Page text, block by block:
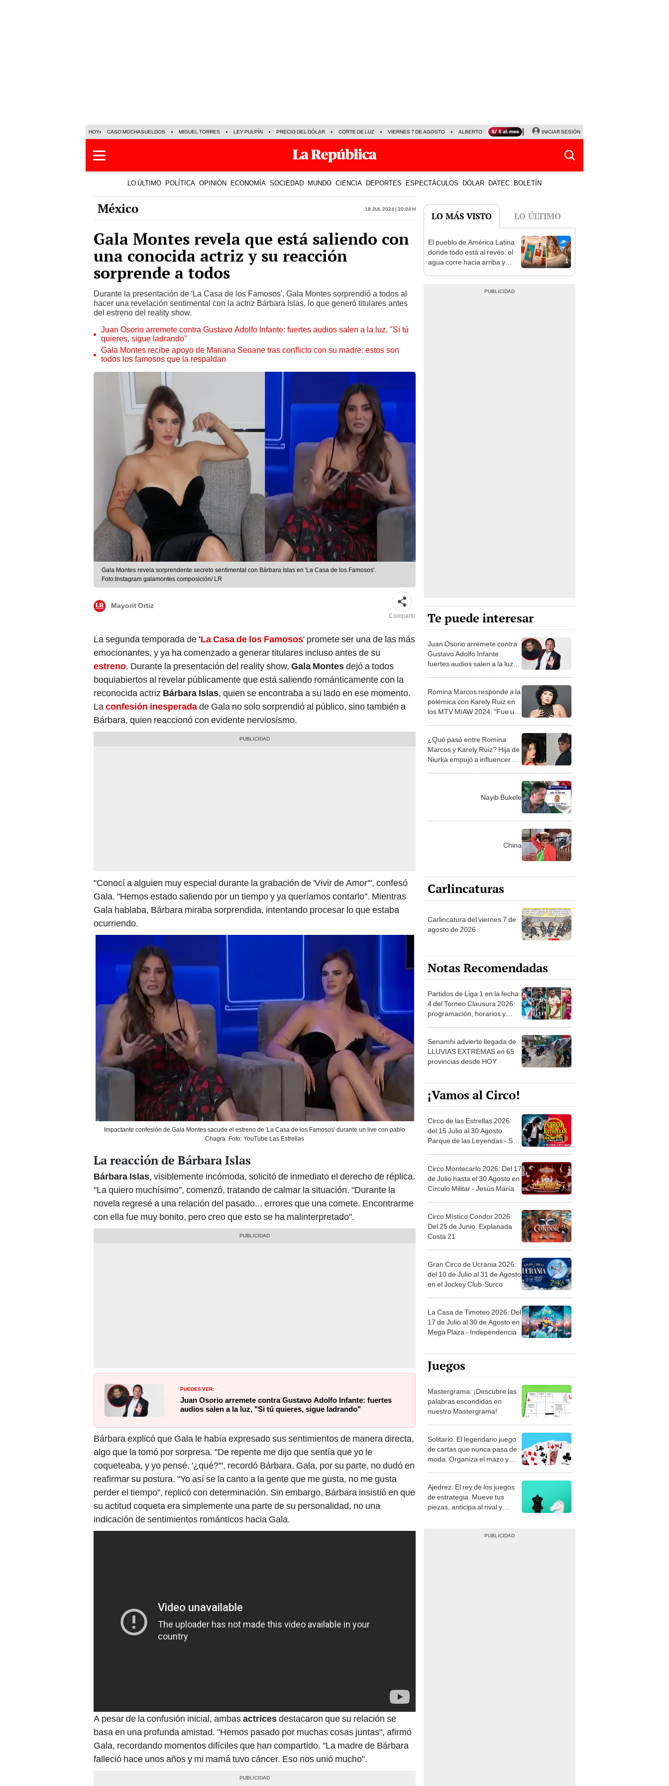
HOY CASO MOCHASUELDOS MIGUEL TORRES LEY PULPÍN PRECIO DEL DÓLAR CORTE DE LUZ VIERNES 7 DE AGOSTO ALBERTO BENAVIDES NALDY SALDAÑA
INICIAR SESIÓN
LO ÚLTIMO POLÍTICA OPINIÓN ECONOMÍA SOCIEDAD MUNDO CIENCIA DEPORTES ESPECTÁCULOS DÓLAR DATEC BOLETÍN
México 18 Jul 2024 | 20:04 h
Gala Montes revela que está saliendo con
una conocida actriz y su reacción
sorprende a todos
Durante la presentación de 'La Casa de los Famosos', Gala Montes sorprendió a todos al
hacer una revelación sentimental con la actriz Bárbara Islas, lo que generó titulares antes
del estreno del reality show.
Juan Osorio arremete contra Gustavo Adolfo Infante: fuertes audios salen a la luz, "Si tú
quieres, sigue ladrando"
Gala Montes recibe apoyo de Mariana Seoane tras conflicto con su madre: estos son
todos los famosos que la respaldan
Gala Montes revela sorprendente secreto sentimental con Bárbara Islas en 'La Casa de los Famosos'.
Foto:Instagram galamontes composición/ LR
Mayorit Ortiz
Compartir
La segunda temporada de 'La Casa de los Famosos' promete ser una de las más
emocionantes, y ya ha comenzado a generar titulares incluso antes de su
estreno. Durante la presentación del reality show, Gala Montesdejó a todos
boquiabiertos al revelar públicamente que está saliendo románticamente con la
reconocida actriz Bárbara Islas, quien se encontraba a su lado en ese momento.
Laconfesión inesperadade Gala no solo sorprendió al público, sino también a
Bárbara, quien reaccionó con evidente nerviosismo.
"Conocí a alguien muy especial durante la grabación de 'Vivir de Amor'", confesó
Gala. "Hemos estado saliendo por un tiempo y ya queríamos contarlo". Mientras
Gala hablaba, Bárbara miraba sorprendida, intentando procesar lo que estaba
ocurriendo.
Impactante confesión de Gala Montes sacude el estreno de 'La Casa de los Famosos' durante un live con pablo
Chagra. Foto: YouTube Las Estrellas
La reacción de Bárbara Islas
Bárbara Islas, visiblemente incómoda, solicitó de inmediato el derecho de réplica.
"La quiero muchísimo", comenzó, tratando de calmar la situación. "Durante la
novela regresé a una relación del pasado... errores que una comete. Encontrarme
con ella fue muy bonito, pero creo que esto se ha malinterpretado".
PUEDES VER:
Juan Osorio arremete contra Gustavo Adolfo Infante: fuertes
audios salen a la luz, "Si tú quieres, sigue ladrando"
Bárbara explicó que Gala le había expresado sus sentimientos de manera directa,
algo que la tomó por sorpresa. "De repente me dijo que sentía que yo le
coqueteaba, y yo pensé, '¿qué?'", recordó Bárbara. Gala, por su parte, no dudó en
reafirmar su postura. "Yo así se la canto a la gente que me gusta, no me gusta
perder el tiempo", replicó con determinación. Sin embargo, Bárbara insistió en que
su actitud coqueta era simplemente una parte de su personalidad, no una
indicación de sentimientos románticos hacia Gala.
A pesar de la confusión inicial, ambasactricesdestacaron que su relación se
basa en una profunda amistad. "Hemos pasado por muchas cosas juntas", afirmó
Gala, recordando momentos difíciles que han compartido. "La madre de Bárbara
falleció hace unos años y mi mamá tuvo cáncer. Eso nos unió mucho".
LO MÁS VISTO LO ÚLTIMO
1
El pueblo de América Latina
donde todo está al revés: el
agua corre hacia arriba y
Te puede interesar
Juan Osorio arremete contra
Gustavo Adolfo Infante:
fuertes audios salen a la luz,
Romina Marcos responde a la
polémica con Karely Ruiz en
los MTV MIAW 2024: "Fue un
¿Qué pasó entre Romina
Marcos y Karely Ruiz? Hija de
Niurka empujó a influencer en
Nayib Bukele
China
Carlincaturas
Carlincatura del viernes 7 de
agosto de 2026
Notas Recomendadas
Partidos de Liga 1 en la fecha
4 del Torneo Clausura 2026:
programación, horarios y
Senamhi advierte llegada de
LLUVIAS EXTREMAS en 65
provincias desde HOY
¡Vamos al Circo!
Circo de las Estrellas 2026:
del 15 Julio al 30 Agosto.
Parque de las Leyendas - San
Circo Montecarlo 2026: Del 17
de Julio hasta el 30 Agosto en
Círculo Militar - Jesús María
Circo Místico Condor 2026:
Del 25 de Junio. Explanada
Costa 21
Gran Circo de Ucrania 2026:
del 10 de Julio al 31 de Agosto
en el Jockey Club-Surco
La Casa de Timoteo 2026: Del
17 de Julio al 30 de Agosto en
Mega Plaza - Independencia
Juegos
Mastergrama: ¡Descubre las
palabras escondidas en
nuestro Mastergrama!
Solitario: El legendario juego
de cartas que nunca pasa de
moda. Organiza el mazo y
Ajedrez: El rey de los juegos
de estrategia. Mueve tus
piezas, anticipa al rival y